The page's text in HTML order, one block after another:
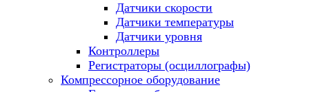
Датчики скорости
Датчики температуры
Датчики уровня
Контроллеры
Регистраторы (осциллографы)
Компрессорное оборудование